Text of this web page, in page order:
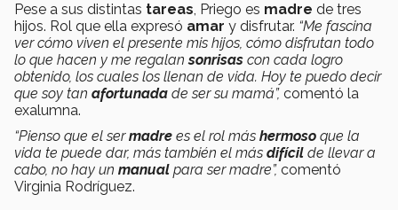
Pese a sus distintas tareas, Priego es madre de tres
hijos. Rol que ella expresó amar y disfrutar. “Me fascina
ver cómo viven el presente mis hijos, cómo disfrutan todo
lo que hacen y me regalansonrisas con cada logro
obtenido, los cuales los llenan de vida. Hoy te puedo decir
que soy tan afortunada de ser su mamá”, comentó la
exalumna.
“Pienso que el sermadre es el rol más hermoso que la
vida te puede dar, más también el más difícil de llevar a
cabo, no hay un manual para ser madre”, comentó
Virginia Rodríguez.